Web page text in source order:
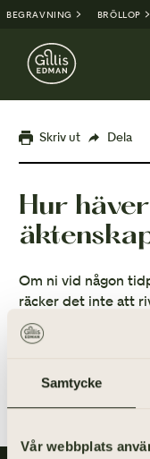
Samtycke
Vår webbplats
BEGRAVNING BRÖLLOP
Skriv ut Dela
Hur
Om ni vid någon
räcker det inte att
upprättas och
gamla ska upphöra.